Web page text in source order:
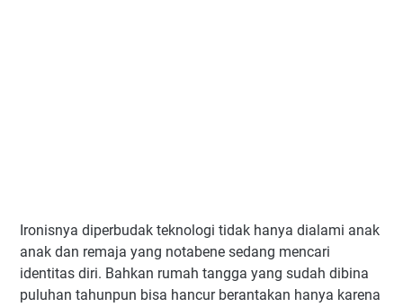
Ironisnya diperbudak teknologi tidak hanya dialami anak
anak dan remaja yang notabene sedang mencari
identitas diri. Bahkan rumah tangga yang sudah dibina
puluhan tahunpun bisa hancur berantakan hanya karena